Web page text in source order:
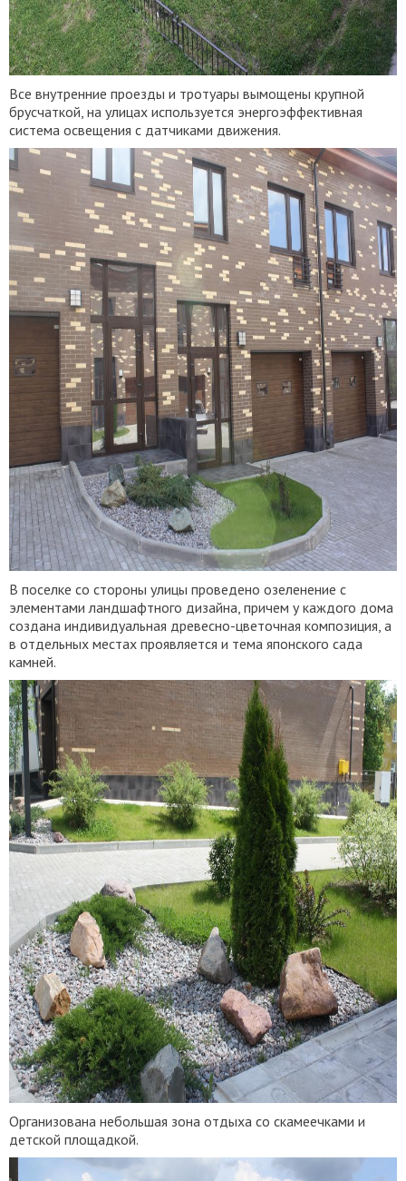
Все внутренние проезды и тротуары вымощены крупной
брусчаткой, на улицах используется энергоэффективная
система освещения с датчиками движения.
В поселке со стороны улицы проведено озеленение с
элементами ландшафтного дизайна, причем у каждого дома
создана индивидуальная древесно-цветочная композиция, а
в отдельных местах проявляется и тема японского сада
камней.
Организована небольшая зона отдыха со скамеечками и
детской площадкой.